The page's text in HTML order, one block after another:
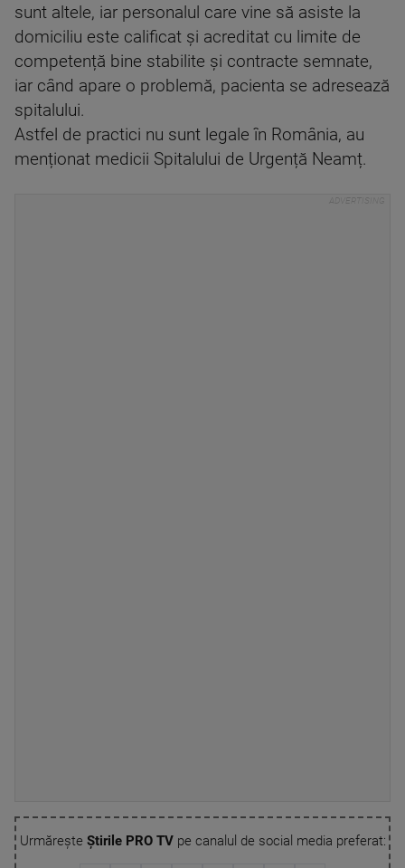
sunt altele, iar personalul care vine să asiste la
domiciliu este calificat și acreditat cu limite de
competență bine stabilite și contracte semnate,
iar când apare o problemă, pacienta se adresează
spitalului.
Astfel de practici nu sunt legale în România, au
menționat medicii Spitalului de Urgență Neamț.
Urmărește Știrile PRO TVpe canalul de social media preferat: